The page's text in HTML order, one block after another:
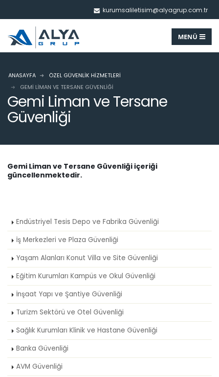
kurumsaliletisim@alyagrup.com.tr
ANASAYFA
ÖZEL GÜVENLIK HIZMETLERI
GEMI LIMAN VE TERSANE GÜVENLIĞI
Gemi Liman ve Tersane
Güvenliği
Gemi Liman ve Tersane Güvenliği içeriği
güncellenmektedir.
Endüstriyel Tesis Depo ve Fabrika Güvenliği
İş Merkezleri ve Plaza Güvenliği
Yaşam Alanları Konut Villa ve Site Güvenliği
Eğitim Kurumları Kampüs ve Okul Güvenliği
İnşaat Yapı ve Şantiye Güvenliği
Turizm Sektörü ve Otel Güvenliği
Sağlık Kurumları Klinik ve Hastane Güvenliği
Banka Güvenliği
AVM Güvenliği